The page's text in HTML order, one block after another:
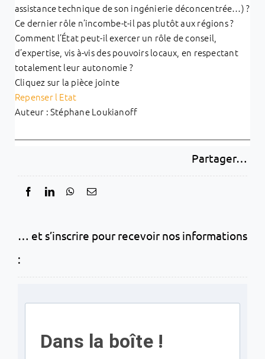
assistance technique de son ingénierie déconcentrée…) ?
Ce dernier rôle n’incombe-t-il pas plutôt aux régions ?
Comment l’État peut-il exercer un rôle de conseil,
d’expertise, vis à-vis des pouvoirs locaux, en respectant
totalement leur autonomie ?
Cliquez sur la pièce jointe
Repenser l Etat
Auteur : Stéphane Loukianoff
Partager…
… et s’inscrire pour recevoir nos informations
:
Dans la boîte !